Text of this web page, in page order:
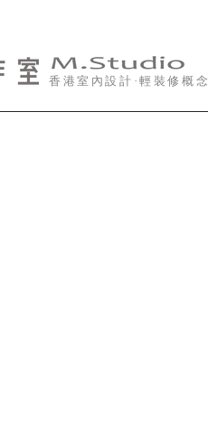
香港室內設計·輕裝修概念